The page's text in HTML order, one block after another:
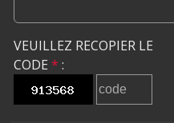
VEUILLEZ RECOPIER LE
CODE * :